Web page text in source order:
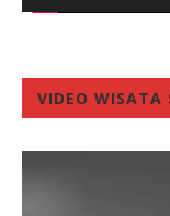
VIDEO WISATA